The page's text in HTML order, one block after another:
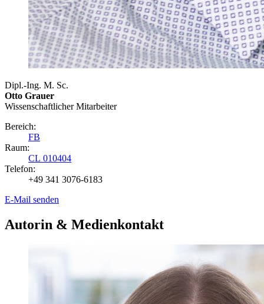
Dipl.-Ing. M. Sc.
Otto Grauer
Wissenschaftlicher Mitarbeiter
Bereich:
FB
Raum:
CL 010404
Telefon:
+49 341 3076-6183
E-Mail senden
Autorin & Medienkontakt